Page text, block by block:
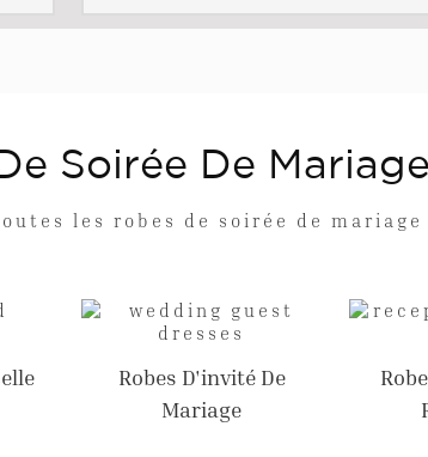
Soirée De Mariage
les robes de soirée de mariage
Robes D'invité De
Mariage